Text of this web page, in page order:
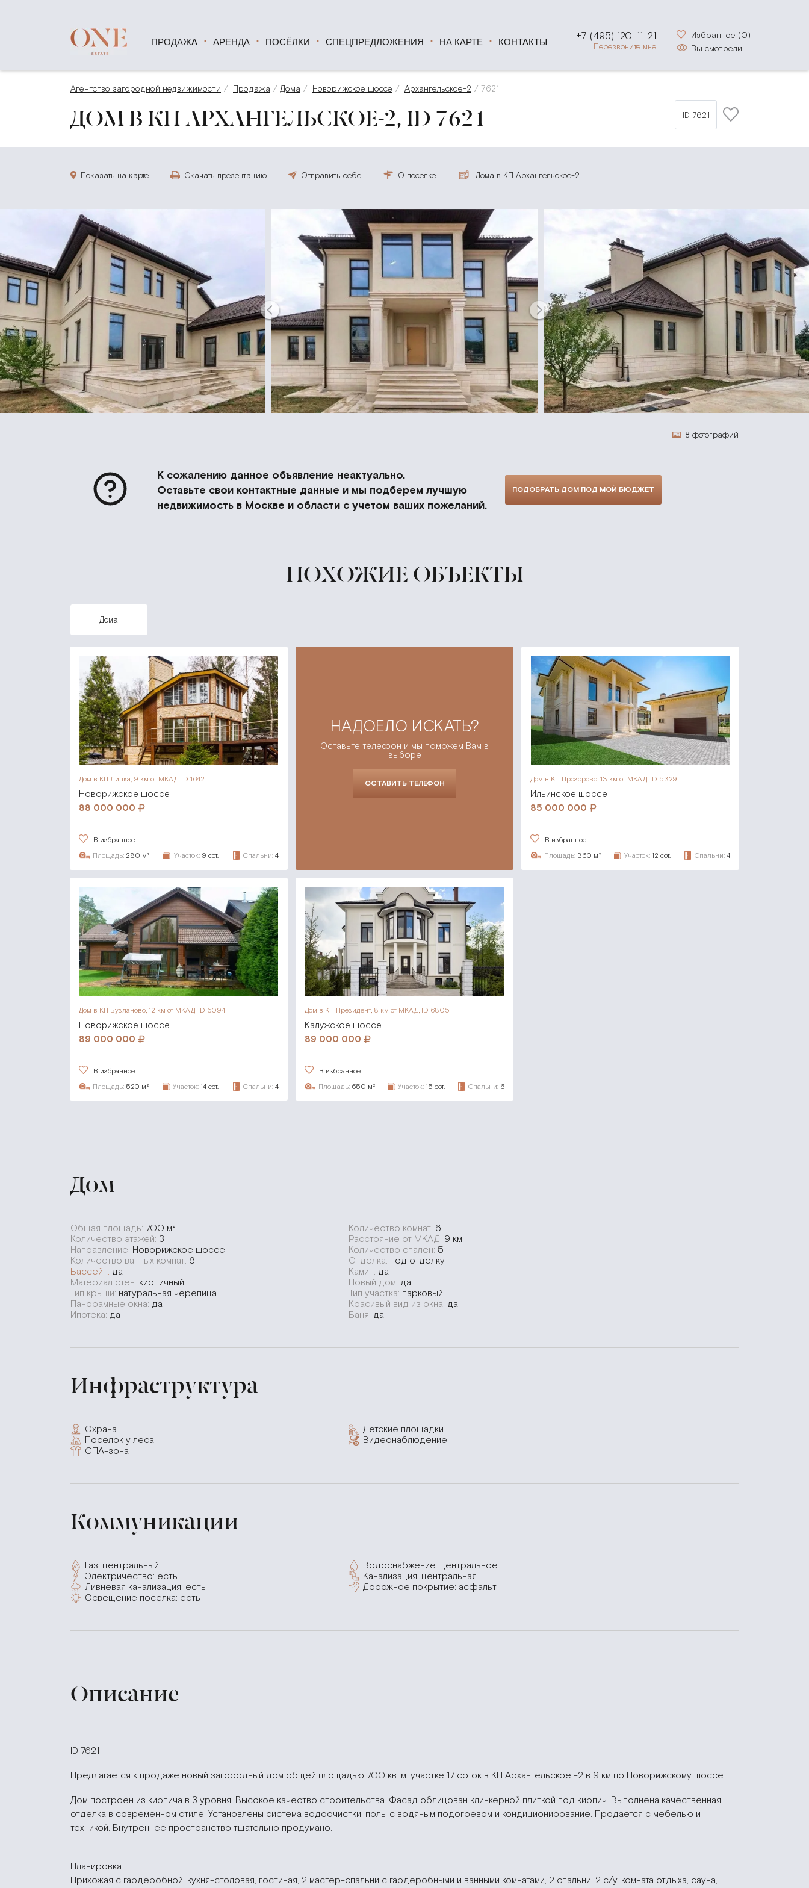
ПРОДАЖА АРЕНДА ПОСЁЛКИ СПЕЦПРЕДЛОЖЕНИЯ НА КАРТЕ КОНТАКТЫ
+7 (495) 120-11-21
Перезвоните мне
Избранное (0)
Вы смотрели
Агентство загородной недвижимости Продажа Дома Новорижское шоссе Архангельское-2 7621
ДОМ В КП АРХАНГЕЛЬСКОЕ-2, ID 7621 ID 7621
Показать на карте Скачать презентацию Отправить себе О поселке Дома в КП Архангельское-2
8 фотографий
К сожалению данное объявление неактуально.
Оставьте свои контактные данные и мы подберем лучшую
недвижимость в Москве и области с учетом ваших пожеланий.
ПОДОБРАТЬ ДОМ ПОД МОЙ БЮДЖЕТ
ПОХОЖИЕ ОБЪЕКТЫ
дома
Дом в КП Липка, 9 км от МКАД, ID 1642
Новорижское шоссе
88 000 000
В избранное
Площадь: 280 м² Участок: 9 сот. Спальни: 4
НАДОЕЛО ИСКАТЬ?
Оставьте телефон и мы поможем Вам в
выборе
ОСТАВИТЬ ТЕЛЕФОН Дом в КП Прозорово,13 км от МКАД, ID 5329
Ильинское шоссе
85 000 000
В избранное
Площадь: 360 м² Участок: 12 сот. Спальни: 4
Дом в КП Бузланово,12 км от МКАД, ID 6094
Новорижское шоссе
89 000 000
В избранное
Площадь: 520 м² Участок: 14 сот. Спальни: 4
Дом в КП Президент, 8 км от МКАД, ID 6805
Калужское шоссе
89 000 000
В избранное
Площадь: 650 м² Участок: 15 сот. Спальни: 6
Дом
Общая площадь: 700 м² Количество комнат: 6
Количество этажей: 3 Расстояние от МКАД: 9 км.
Направление: Новорижское шоссе Количество спален: 5
Количество ванных комнат: 6 Отделка: под отделку
Бассейн: да Камин: да
Материал стен: кирпичный Новый дом: да
Тип крыши: натуральная черепица Тип участка: парковый
Панорамные окна: да Красивый вид из окна: да
Ипотека: да Баня: да
Инфраструктура
Охрана
Детские площадки
Поселок у леса
Видеонаблюдение
СПА-зона
Коммуникации
Газ: центральный
Водоснабжение: центральное
Электричество: есть
Канализация: центральная
Ливневая канализация: есть
Дорожное покрытие: асфальт
Освещение поселка: есть
Описание
ID 7621
Предлагается к продаже новый загородный дом общей площадью 700 кв. м. участке 17 соток в КП Архангельское -2 в 9 км по Новорижскому шоссе.
Дом построен из кирпича в 3 уровня. Высокое качество строительства. Фасад облицован клинкерной плиткой под кирпич. Выполнена качественная
отделка в современном стиле. Установлены система водоочистки, полы с водяным подогревом и кондиционирование. Продается с мебелью и
техникой. Внутреннее пространство тщательно продумано.
Планировка
Прихожая с гардеробной, кухня-столовая, гостиная, 2 мастер-спальни с гардеробными и ванными комнатами, 2 спальни, 2 с/у, комната отдыха, сауна,